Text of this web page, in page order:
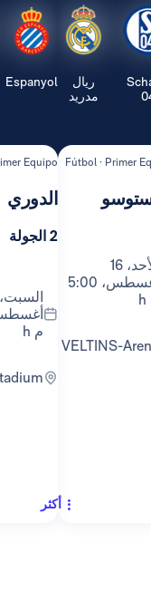
5:00
Espanyol
ريال
Fútbol · Primer Equipo
الدوري
السبت، 22
أغسطس، 9:30
RCDE Stadium
1 الجولة